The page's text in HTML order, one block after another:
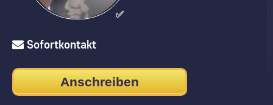
✅
Sofortkontakt
Anschreiben